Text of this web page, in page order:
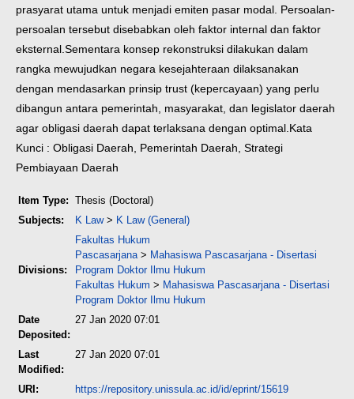
prasyarat utama untuk menjadi emiten pasar modal. Persoalan-
persoalan tersebut disebabkan oleh faktor internal dan faktor
eksternal.Sementara konsep rekonstruksi dilakukan dalam
rangka mewujudkan negara kesejahteraan dilaksanakan
dengan mendasarkan prinsip trust (kepercayaan) yang perlu
dibangun antara pemerintah, masyarakat, dan legislator daerah
agar obligasi daerah dapat terlaksana dengan optimal. Kata
Kunci : Obligasi Daerah, Pemerintah Daerah, Strategi
Pembiayaan Daerah
Item Type: Thesis (Doctoral)
Subjects:
K Law> K Law (General)
Divisions:
Fakultas Hukum
Pascasarjana > Mahasiswa Pascasarjana - Disertasi
Program Doktor Ilmu Hukum
Fakultas Hukum > Mahasiswa Pascasarjana - Disertasi
Program Doktor Ilmu Hukum
Date
Deposited:
27 Jan 2020 07:01
Last
Modified:
27 Jan 2020 07:01
URI: https://repository.unissula.ac.id/id/eprint/15619